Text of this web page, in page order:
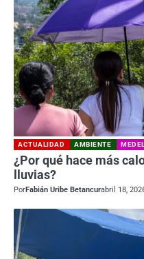
ACTUALIDAD AMBIENTE
¿Por qué hace más
lluvias?
PorFabián Uribe Betancurabril 18,